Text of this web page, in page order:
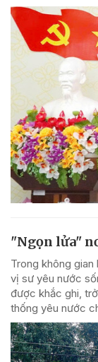
"Ngọn lửa"
Trong không
vị sư yêu nước
được khắc ghi,
thống yêu nước